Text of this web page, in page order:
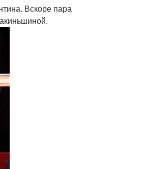
Вскоре пара